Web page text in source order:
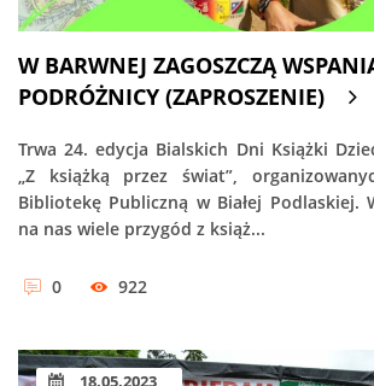
W BARWNEJ ZAGOSZCZĄ
PODRÓŻNICY (ZAPROSZENIE)
Trwa 24. edycja Bialskich Dni Książki
„Z książką przez świat”,
Bibliotekę Publiczną w Białej Podlaskiej.
na nas wiele przygód z książ...
0 922
18.05.2023